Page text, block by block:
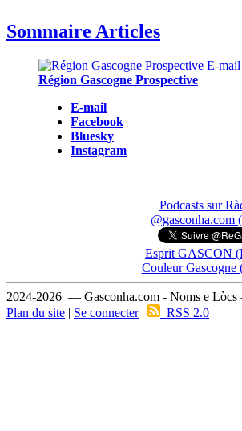
Sommaire Articles
Région Gascogne Prospective
E-mail
Facebook
Bluesky
Instagram
Podcasts sur
@gasconha.com
Esprit GASCON
Couleur Gascogne
2024-2026 — Gasconha.com - Noms e Lòcs
Plan du site | Se connecter| RSS 2.0